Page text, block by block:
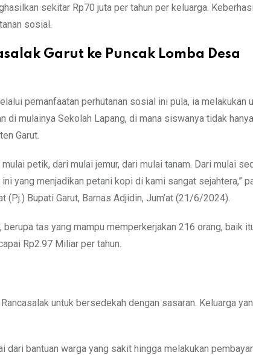
sekitar Rp70 juta per tahun per keluarga.
sosial.
Garut ke Puncak Lomba Desa
pemanfaatan perhutanan sosial ini pula, ia melakukan
di mulainya Sekolah Lapang, di mana siswanya tidak
Garut.
petik, dari mulai jemur, dari mulai tanam. Dari mulai
yang menjadikan petani kopi di kami sangat sejahtera,”
Bupati Garut, Barnas Adjidin, Jum’at (21/6/2024).
tas yang mampu memperkerjakan 216 orang, baik
Rp2.97 Miliar per tahun.
untuk bersedekah dengan sasaran. Keluarga
bantuan warga yang sakit hingga melakukan